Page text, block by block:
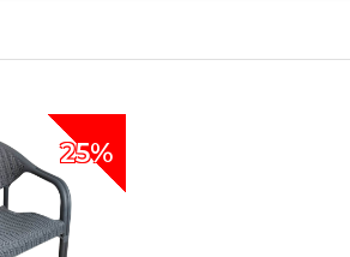
25%